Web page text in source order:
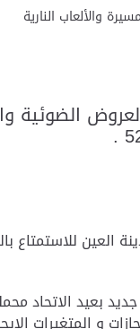
الضوئية
للاستمتاع
بعيد الاتحاد
و المتغيرات